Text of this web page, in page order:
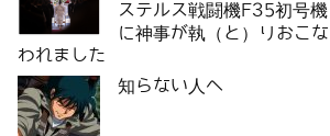
ステルス戦闘機F35初号機
に神事が執（と）りおこな
われました
知らない人へ